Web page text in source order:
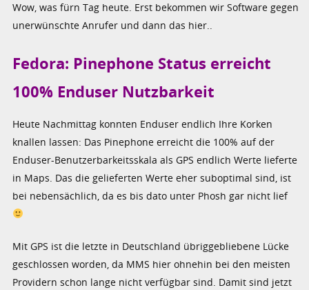
Wow, was fürn Tag heute. Erst bekommen wir Software gegen
unerwünschte Anrufer und dann das hier..
Fedora: Pinephone Status erreicht
100% Enduser Nutzbarkeit
Heute Nachmittag konnten Enduser endlich Ihre Korken
knallen lassen: Das Pinephone erreicht die 100% auf der
Enduser-Benutzerbarkeitsskala als GPS endlich Werte lieferte
in Maps. Das die gelieferten Werte eher suboptimal sind, ist
bei nebensächlich, da es bis dato unter Phosh gar nicht lief
Mit GPS ist die letzte in Deutschland übriggebliebene Lücke
geschlossen worden, da MMS hier ohnehin bei den meisten
Providern schon lange nicht verfügbar sind. Damit sind jetzt